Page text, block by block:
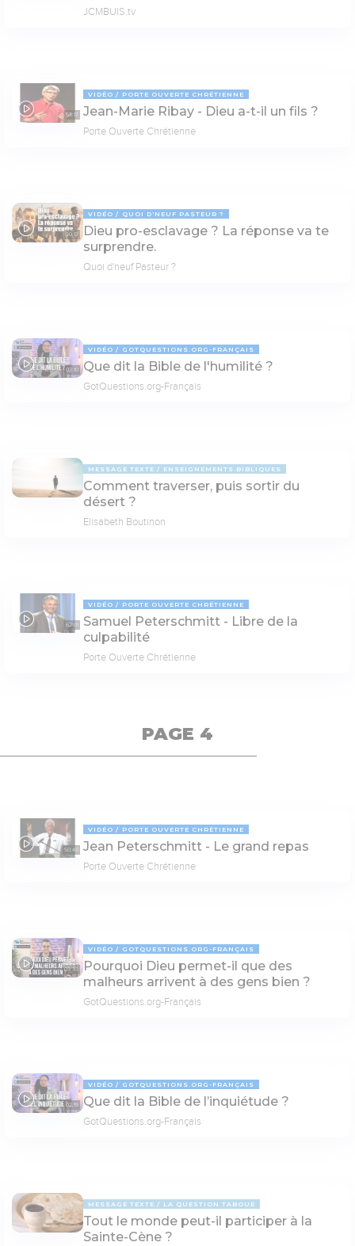
JCMBUIS.tv
53:17
VIDÉO PORTE OUVERTE CHRÉTIENNE
Jean-Marie Ribay - Dieu a-t-il un fils ?
Porte Ouverte Chrétienne
30:13
VIDÉO QUOI D'NEUF PASTEUR ?
Dieu pro-esclavage ? La réponse va te
surprendre.
Quoi d'neuf Pasteur ?
03:10
VIDÉO GOTQUESTIONS.ORG-FRANÇAIS
Que dit la Bible de l'humilité ?
GotQuestions.org-Français
MESSAGE TEXTE ENSEIGNEMENTS BIBLIQUES
Comment traverser, puis sortir du
désert ?
Elisabeth Boutinon
62:01
VIDÉO PORTE OUVERTE CHRÉTIENNE
Samuel Peterschmitt - Libre de la
culpabilité
Porte Ouverte Chrétienne
PAGE 4
50:40
VIDÉO PORTE OUVERTE CHRÉTIENNE
Jean Peterschmitt - Le grand repas
Porte Ouverte Chrétienne
03:33
VIDÉO GOTQUESTIONS.ORG-FRANÇAIS
Pourquoi Dieu permet-il que des
malheurs arrivent à des gens bien ?
GotQuestions.org-Français
02:19
VIDÉO GOTQUESTIONS.ORG-FRANÇAIS
Que dit la Bible de l’inquiétude ?
GotQuestions.org-Français
MESSAGE TEXTE LA QUESTION TABOUE
Tout le monde peut-il participer à la
Sainte-Cène ?